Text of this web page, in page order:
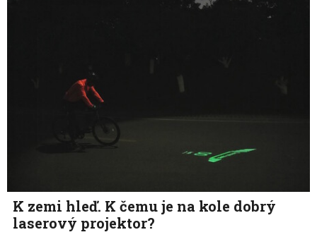
K zemi hleď. K čemu je na kole dobrý
laserový projektor?